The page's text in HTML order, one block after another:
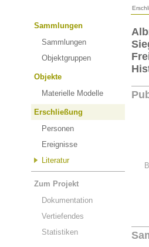
Sammlungen
Sammlungen
Objektgruppen
Objekte
Materielle Modelle
Erschließung
Personen
Ereignisse
Literatur
Zum Projekt
Dokumentation
Vertiefendes
Statistiken